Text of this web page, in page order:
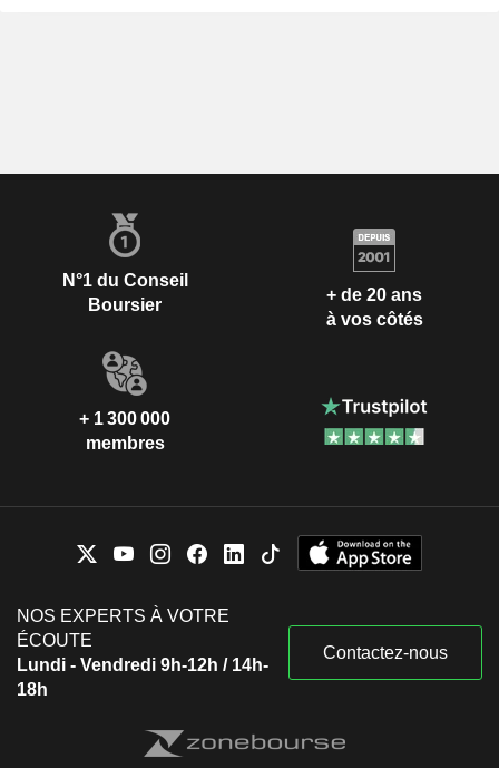
N°1 du Conseil
Boursier
+ de 20 ans
à vos côtés
+ 1 300 000
membres
NOS EXPERTS À VOTRE
ÉCOUTE
Lundi - Vendredi 9h-12h / 14h-
18h
Contactez-nous